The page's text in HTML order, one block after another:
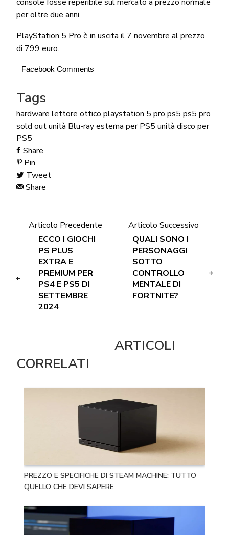
per oltre due anni.
PlayStation 5 Pro è in uscita il 7 novembre al prezzo
di 799 euro.
Facebook Comments
Tags
hardware lettore ottico playstation 5 pro ps5 ps5 pro
sold outunità Blu-ray esterna per PS5 unità disco per
PS5
Share
Pin
Tweet
Share
Articolo Precedente
ECCO I GIOCHI
PS PLUS
EXTRA E
PREMIUM PER
PS4 E PS5 DI
SETTEMBRE
2024
Articolo Successivo
QUALI SONO I
PERSONAGGI
SOTTO
CONTROLLO
MENTALE DI
FORTNITE?
ARTICOLI
CORRELATI
PREZZO E SPECIFICHE DI STEAM MACHINE: TUTTO
QUELLO CHE DEVI SAPERE